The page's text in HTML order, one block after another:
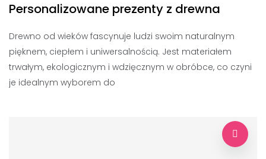
Personalizowane prezenty z drewna
Drewno od wieków fascynuje ludzi swoim naturalnym
pięknem, ciepłem i uniwersalnością. Jest materiałem
trwałym, ekologicznym i wdzięcznym w obróbce, co czyni
je idealnym wyborem do